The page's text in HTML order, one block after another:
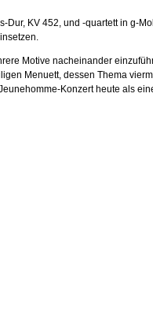
KV 452, und -quartett in g-
Motive nacheinander
Menuett, dessen Thema
Konzert heute als